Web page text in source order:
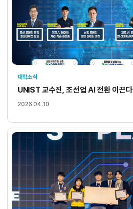
대학소식
UNIST 교수진, 조선업 AI 전환 이끈다
2026.04.10